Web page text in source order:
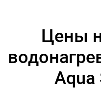
Цены
Aqua